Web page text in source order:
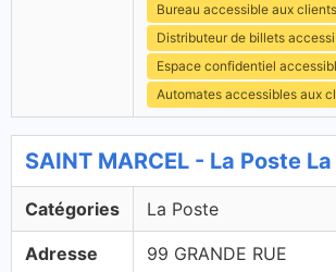
Bureau accessible aux
Distributeur de billets
Espace confidentiel
Automates accessibles aux
SAINT MARCEL - La Poste
Catégories La Poste
Adresse
99 GRANDE RUE